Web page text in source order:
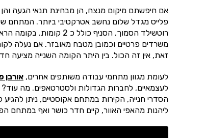
אם חיפשתם מיקום מנצח, הן מבחינת תנאי הגעה
רוטשילד הסמוך. הסניף
משרדים פרטיים וכמובן מטבח מאובזר. אם נעלה
זאת, אין זה הכול. בין היתר הקומה השנייה מציעה
לעומת מגוון מתחמי עבודה משותפים אחרים, אורבן
לעצמאיים, לחברות הגדולות ולסטרטאפים. מה עוד?
הסדרי חנייה, הקירות במתחם אקוסטיים, ניתן
ליהנות מהאפי האוור, קיים חדר כושר ואף במתחם